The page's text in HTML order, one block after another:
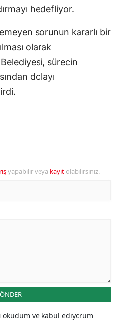
hedefliyor.
sorunun kararlı bir
olarak
sürecin
dolayı
yapabilir veya kayıt olabilirsiniz.
okudum ve kabul ediyorum